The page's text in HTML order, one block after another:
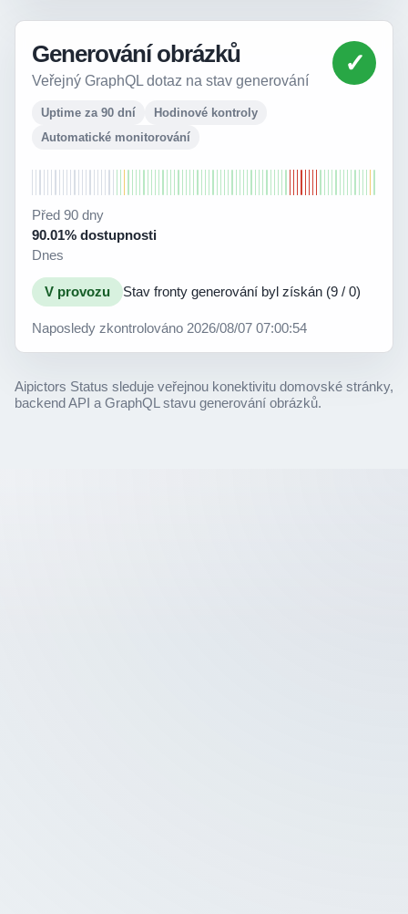
Generování obrázků
Veřejný GraphQL dotaz na stav generování
Uptime za 90 dní
Hodinové kontroly
Automatické monitorování
✓
Před 90 dny
90.01% dostupnosti
Dnes
V provozu Stav fronty generování byl získán (9 / 0)
Naposledy zkontrolováno 2026/08/07 07:00:54
Aipictors Status sleduje veřejnou konektivitu domovské stránky,
backend API a GraphQL stavu generování obrázků.